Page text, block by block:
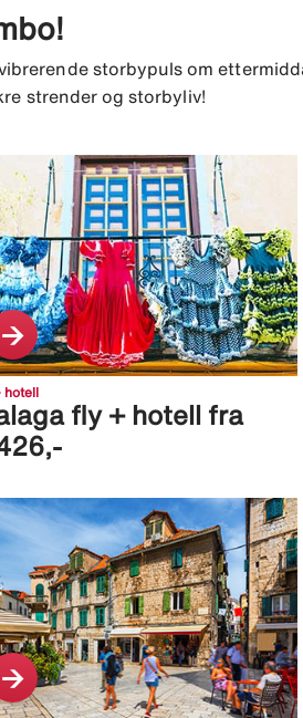
storbypuls om
strender og storbyliv!
hotell
fly + hotell fra